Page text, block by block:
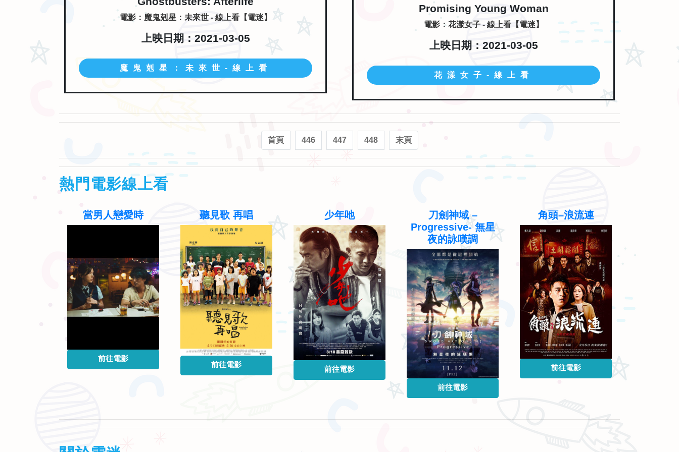
電影：魔鬼剋星：未來世 - 線上看【電迷】
上映日期：2021-03-05
魔鬼剋星：未來世-線上看
Promising Young Woman
電影：花漾女子 - 線上看【電迷】
上映日期：2021-03-05
花漾女子-線上看
首頁 446 447 448 末頁
熱門電影線上看
當男人戀愛時
前往電影
聽見歌 再唱
前往電影
少年吔
前往電影
刀劍神域 –
Progressive- 無星
夜的詠嘆調
前往電影
角頭–浪流連
前往電影